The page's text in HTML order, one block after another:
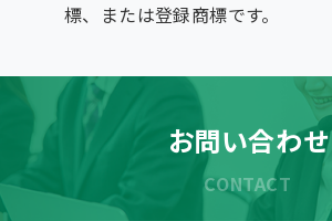
標、または登録商標です。
お問い合わせ
CONTACT